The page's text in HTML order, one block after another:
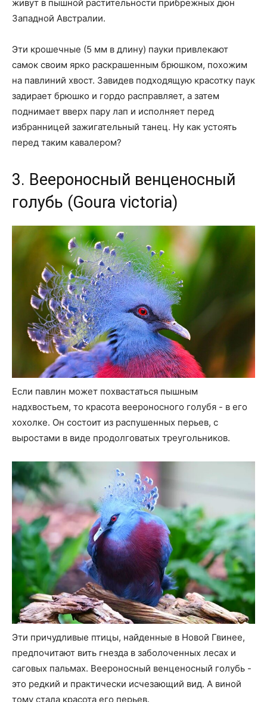
живут в пышной растительности прибрежных дюн
Западной Австралии.
Эти крошечные (5 мм в длину) пауки привлекают
самок своим ярко раскрашенным брюшком, похожим
на павлиний хвост. Завидев подходящую красотку паук
задирает брюшко и гордо расправляет, а затем
поднимает вверх пару лап и исполняет перед
избранницей зажигательный танец. Ну как устоять
перед таким кавалером?
3. Веероносный венценосный
голубь (Goura victoria)
Если павлин может похвастаться пышным
надхвостьем, то красота веероносного голубя - в его
хохолке. Он состоит из распушенных перьев, с
выростами в виде продолговатых треугольников.
Эти причудливые птицы, найденные в Новой Гвинее,
предпочитают вить гнезда в заболоченных лесах и
саговых пальмах. Веероносный венценосный голубь -
это редкий и практически исчезающий вид. А виной
тому стала красота его перьев.